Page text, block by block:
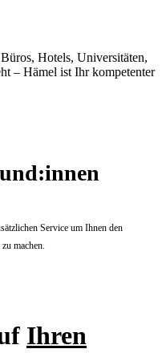
Hotels, Universitäten,
– Hämel ist Ihr kompetenter
Service um Ihnen den
machen.
Ihren